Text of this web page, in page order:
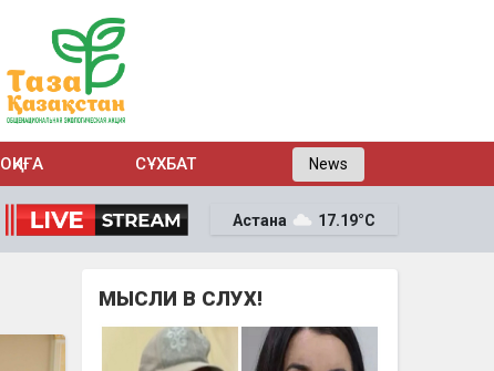
ОҚИҒА СҰХБАТ News
Астана 17.19°C
МЫСЛИ В СЛУХ!